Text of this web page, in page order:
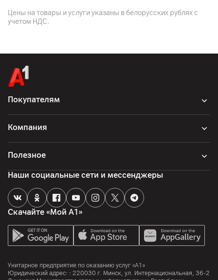
Другие характеристики
Импортер
ООО "Единая торговая компания", 223017, Минская обл.,
Минский р-н, Новодворский с/с, дом № 5/3, пом. 87, район
аг. Гатово
Производитель
Hangzhou Konke Information Technology Co., Ltd, Китай, Floor
3, Huafeng Building, No 200 Xinyu Road, Shangcheng District,
Hangzhou
Страна производитель
Китай
Комплект поставки
комплектная документация, основное устройство, крепеж,
батарея - 2 шт.
Цены на товары и услуги указаны в белорусских рублях с
учетом НДС.
Покупателям
Компания
Полезное
Скачайте «Мой А1»
Наши социальные сети и мессенджеры
Унитарное предприятие по оказанию услуг «А1»
Юридический адрес: : 220030 г. Минск, ул. Интернациональная, 36-2